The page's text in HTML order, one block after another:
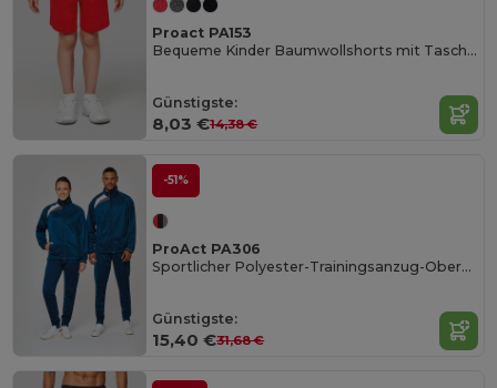
Proact PA153
Bequeme Kinder Baumwollshorts mit Taschen
Günstigste:
8,03 €14,38 €
-51%
ProAct PA306
Sportlicher Polyester-Trainingsanzug-Oberteil
Günstigste:
15,40 €31,68 €